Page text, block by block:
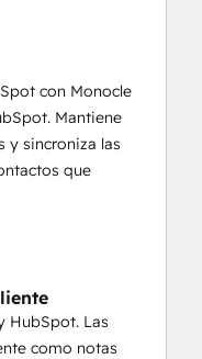
de éxito.
su impacto
con Monocle
Mantiene
y sincroniza las
que
HubSpot. Las
como notas